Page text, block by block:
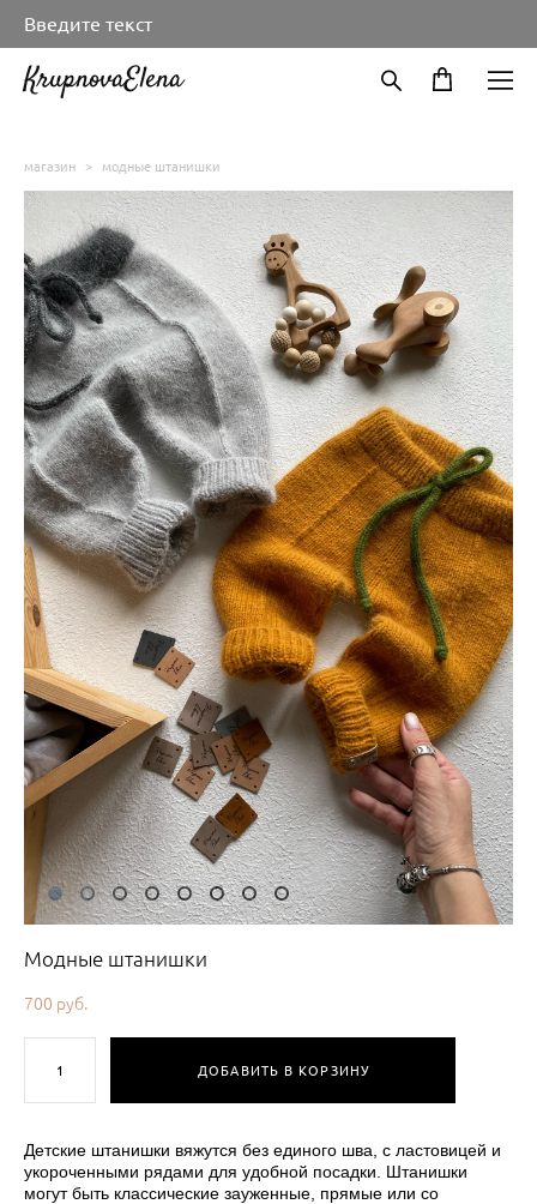
Введите текст
KrupnovaElena
магазин > модные штанишки
Модные штанишки
700 pуб.
ДОБАВИТЬ В КОРЗИНУ
Детские штанишки вяжутся без единого шва, с ластовицей и
укороченными рядами для удобной посадки. Штанишки
могут быть классические зауженные, прямые или со